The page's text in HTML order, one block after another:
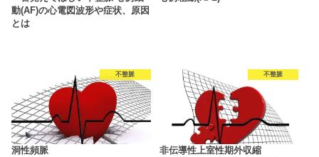
動(AF)の心電図波形や症状、原因
とは
不整脈
洞性頻脈
不整脈
非伝導性上室性期外収縮